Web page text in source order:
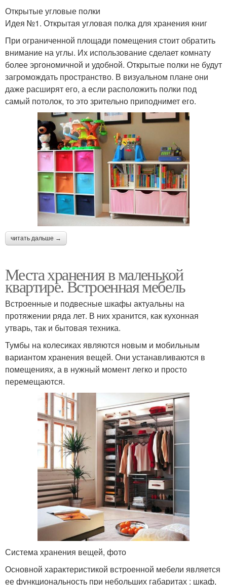
Открытые угловые полки
Идея №1. Открытая угловая полка для хранения книг
При ограниченной площади помещения стоит обратить
внимание на углы. Их использование сделает комнату
более эргономичной и удобной. Открытые полки не будут
загромождать пространство. В визуальном плане они
даже расширят его, а если расположить полки под
самый потолок, то это зрительно приподнимет его.
читать дальше →
Места хранения в маленькой
квартире. Встроенная мебель
Встроенные и подвесные шкафы актуальны на
протяжении ряда лет. В них хранится, как кухонная
утварь, так и бытовая техника.
Тумбы на колесиках являются новым и мобильным
вариантом хранения вещей. Они устанавливаются в
помещениях, а в нужный момент легко и просто
перемещаются.
Система хранения вещей, фото
Основной характеристикой встроенной мебели является
ее функциональность при небольших габаритах : шкаф,